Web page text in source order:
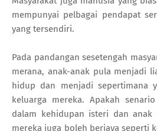
mempunyai pelbagai pendapat
yang tersendiri.
Pada pandangan sesetengah
merana, anak-anak pula menjadi
hidup dan menjadi sepertimana
keluarga mereka. Apakah
dalam kehidupan isteri dan anak
mereka juga boleh berjaya seperti